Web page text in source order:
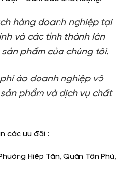
hàng doanh nghiệp tại
và các tỉnh thành lân
phẩm của chúng tôi.
áo doanh nghiệp vô
phẩm và dịch vụ chất
các ưu đãi :
Hiệp Tân, Quận Tân Phú,